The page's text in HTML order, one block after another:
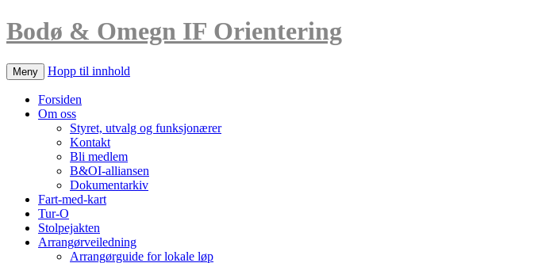
Bodø & Omegn IF Orientering
Meny Hopp til innhold
Forsiden
Om oss
Styret, utvalg og funksjonærer
Kontakt
Bli medlem
B&OI-alliansen
Dokumentarkiv
Fart-med-kart
Tur-O
Stolpejakten
Arrangørveiledning
Arrangørguide for lokale løp